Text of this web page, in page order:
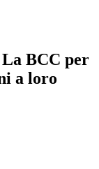
La BCC per
a loro